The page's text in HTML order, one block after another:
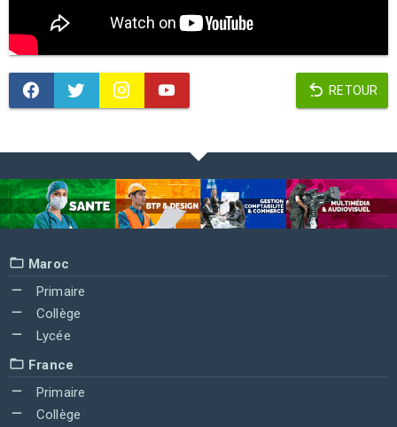
RETOUR
Maroc
Primaire
Collège
Lycée
France
Primaire
Collège